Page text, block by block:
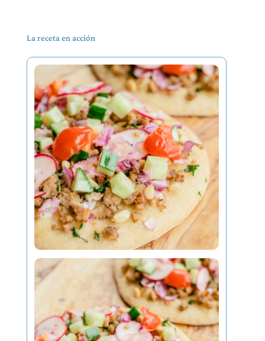
La receta en acción